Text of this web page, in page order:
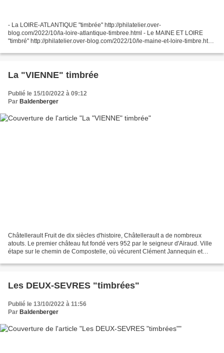
- La LOIRE-ATLANTIQUE "timbrée" http://philatelier.over-
blog.com/2022/10/la-loire-atlantique-timbree.html - Le MAINE ET LOIRE
"timbré" http://philatelier.over-blog.com/2022/10/le-maine-et-loire-timbre.html
mayenne-timbree.html...
La "VIENNE" timbrée
Publié le 15/10/2022 à 09:12
Par Baldenberger
Châtellerault Fruit de dix siècles d'histoire, Châtellerault a de nombreux
atouts. Le premier château fut fondé vers 952 par le seigneur d'Airaud. Ville
étape sur le chemin de Compostelle, où vécurent Clément Jannequin et
Les DEUX-SEVRES "timbrées"
Publié le 13/10/2022 à 11:56
Par Baldenberger